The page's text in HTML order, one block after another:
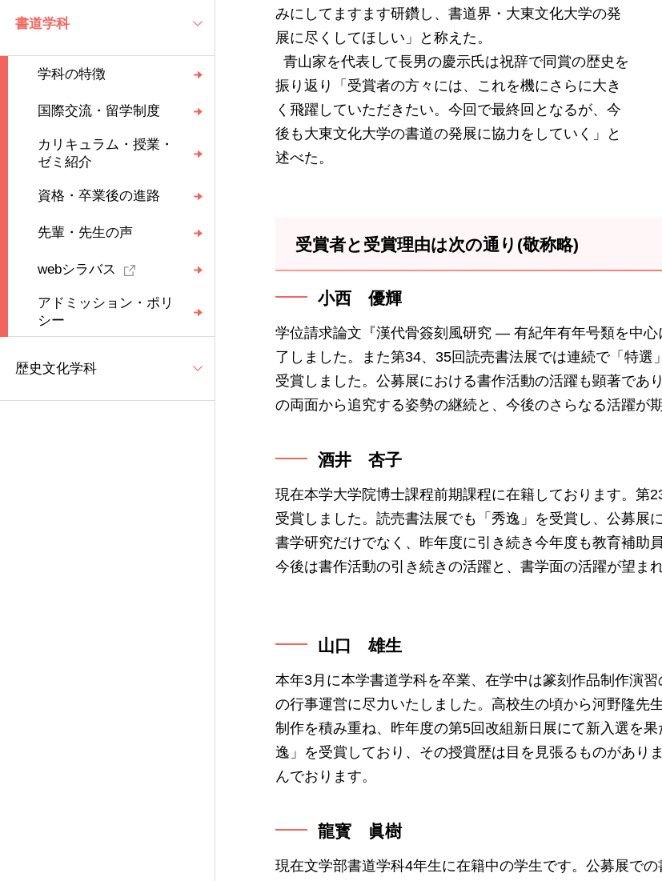
書道学科
学科の特徴
国際交流・留学制度
カリキュラム・授業・
ゼミ紹介
資格・卒業後の進路
先輩・先生の声
webシラバス
アドミッション・ポリ
シー
歴史文化学科
みにしてますます研鑽し、書道界・大東文化大学の発
展に尽くしてほしい」と称えた。
青山家を代表して長男の慶示氏は祝辞で同賞の歴史を
振り返り「受賞者の方々には、これを機にさらに大き
く飛躍していただきたい。今回で最終回となるが、今
後も大東文化大学の書道の発展に協力をしていく」と
述べた。
受賞者と受賞理由は次の通り(敬称略)
小西 優輝
学位請求論文『漢代骨簽刻風研究 ― 有紀年有年号類を中
了しました。また第34、35回読売書法展では連続で「特
受賞しました。公募展における書作活動の活躍も顕著であ
の両面から追究する姿勢の継続と、今後のさらなる活躍が
酒井 杏子
現在本学大学院博士課程前期課程に在籍しております。第
受賞しました。読売書法展でも「秀逸」を受賞し、公募展
書学研究だけでなく、昨年度に引き続き今年度も教育補助
今後は書作活動の引き続きの活躍と、書学面の活躍が望ま
山口 雄生
本年3月に本学書道学科を卒業、在学中は篆刻作品制作演
の行事運営に尽力いたしました。高校生の頃から河野隆先
制作を積み重ね、昨年度の第5回改組新日展にて新入選を
逸」を受賞しており、その授賞歴は目を見張るものがあり
んでおります。
龍寳 眞樹
現在文学部書道学科4年生に在籍中の学生です。公募展で